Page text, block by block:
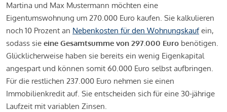
Martina und Max Mustermann möchten eine
Eigentumswohnung um 270.000 Euro kaufen. Sie kalkulieren
noch 10 Prozent an Nebenkosten für den Wohnungskaufein,
sodass sie eine Gesamtsumme von 297.000 Euro benötigen.
Glücklicherweise haben sie bereits ein wenig Eigenkapital
angespart und können somit 60.000 Euro selbst aufbringen.
Für die restlichen 237.000 Euro nehmen sie einen
Immobilienkredit auf. Sie entscheiden sich für eine 30-jährige
Laufzeit mit variablen Zinsen.